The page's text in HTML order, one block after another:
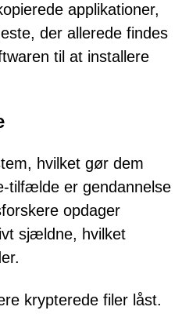
applikationer,
der allerede findes
til at installere
hvilket gør dem
tilfælde er gendannelse
opdager
sjældne, hvilket
krypterede filer låst.